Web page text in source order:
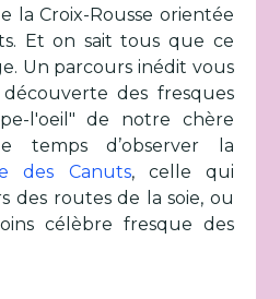
la Croix-Rousse orientée
Et on sait tous que ce
Un parcours inédit vous
des fresques
l'oeil" de notre chère
temps d’observer la
des Canuts, celle qui
des routes de la soie, ou
célèbre fresque des